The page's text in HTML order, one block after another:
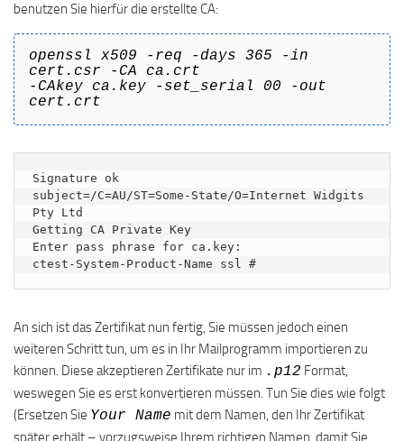
benutzen Sie hierfür die erstellte CA:
openssl x509 -req -days 365 -in
cert.csr -CA ca.crt
-CAkey ca.key -set_serial 00 -out
cert.crt
Signature ok
subject=/C=AU/ST=Some-State/O=Internet Widgits
Pty Ltd
Getting CA Private Key
Enter pass phrase for ca.key:
ctest-System-Product-Name ssl #
An sich ist das Zertifikat nun fertig, Sie müssen jedoch einen
weiteren Schritt tun, um es in Ihr Mailprogramm importieren zu
können. Diese akzeptieren Zertifikate nur im .p12 Format,
weswegen Sie es erst konvertieren müssen. Tun Sie dies wie folgt
(Ersetzen Sie Your Name mit dem Namen, den Ihr Zertifikat
später erhält – vorzugsweise Ihrem richtigen Namen, damit Sie